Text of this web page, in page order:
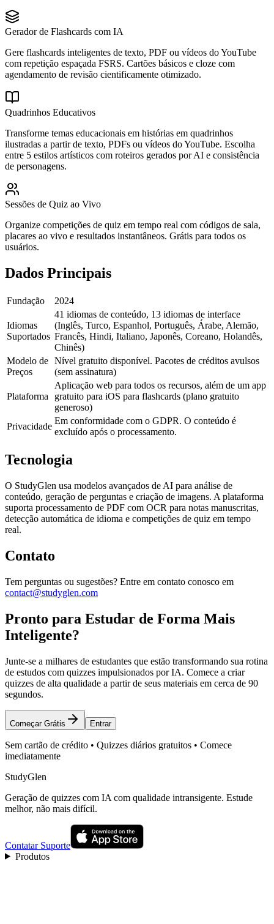
Gerador de Flashcards com IA
Gere flashcards inteligentes de texto, PDF ou vídeos do YouTube
com repetição espaçada FSRS. Cartões básicos e cloze com
agendamento de revisão cientificamente otimizado.
Quadrinhos Educativos
Transforme temas educacionais em histórias em quadrinhos
ilustradas a partir de texto, PDFs ou vídeos do YouTube. Escolha
entre 5 estilos artísticos com roteiros gerados por AI e consistência
de personagens.
Sessões de Quiz ao Vivo
Organize competições de quiz em tempo real com códigos de sala,
placares ao vivo e resultados instantâneos. Grátis para todos os
usuários.
Dados Principais
Fundação 2024
Idiomas
Suportados
41 idiomas de conteúdo, 13 idiomas de interface
(Inglês, Turco, Espanhol, Português, Árabe, Alemão,
Francês, Hindi, Italiano, Japonês, Coreano, Holandês,
Chinês)
Modelo de
Preços
Nível gratuito disponível. Pacotes de créditos avulsos
(sem assinatura)
Plataforma
Aplicação web para todos os recursos, além de um app
gratuito para iOS para flashcards (plano gratuito
generoso)
Privacidade
Em conformidade com o GDPR. O conteúdo é
excluído após o processamento.
Tecnologia
O StudyGlen usa modelos avançados de AI para análise de
conteúdo, geração de perguntas e criação de imagens. A plataforma
suporta processamento de PDF com OCR para notas manuscritas,
detecção automática de idioma e competições de quiz em tempo
real.
Contato
Tem perguntas ou sugestões? Entre em contato conosco em
contact@studyglen.com
Pronto para Estudar de Forma Mais
Inteligente?
Junte-se a milhares de estudantes que estão transformando sua rotina
de estudos com quizzes impulsionados por IA. Comece a criar
quizzes de alta qualidade a partir de seus materiais em cerca de 90
segundos.
Começar Grátis Entrar
Sem cartão de crédito • Quizzes diários gratuitos • Comece
imediatamente
StudyGlen
Geração de quizzes com IA com qualidade intransigente. Estude
melhor, não mais difícil.
Contatar Suporte
Produtos